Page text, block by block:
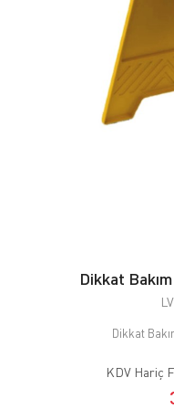
Dikkat
Dikkat
KDV Hariç